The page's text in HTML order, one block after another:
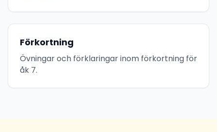
Förkortning
Övningar och förklaringar inom förkortning för
åk 7.